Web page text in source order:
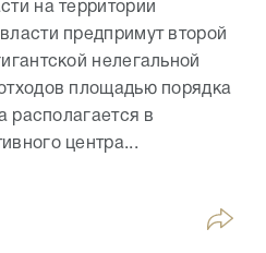
на территории
предпримут второй
нелегальной
площадью порядка
располагается в
центра...